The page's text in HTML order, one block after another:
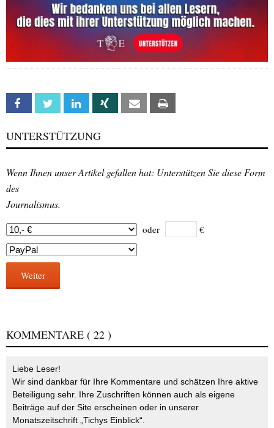
Facebook Twitter Linkedin Xing Email
UNTERSTÜTZUNG
Wenn Ihnen unser Artikel gefallen hat: Unterstützen Sie diese Form
des
Journalismus.
oder €
Weiter
KOMMENTARE ( 22 )
Liebe Leser!
Wir sind dankbar für Ihre Kommentare und schätzen Ihre aktive
Beteiligung sehr. Ihre Zuschriften können auch als eigene
Beiträge auf der Site erscheinen oder in unserer
Monatszeitschrift „Tichys Einblick“.